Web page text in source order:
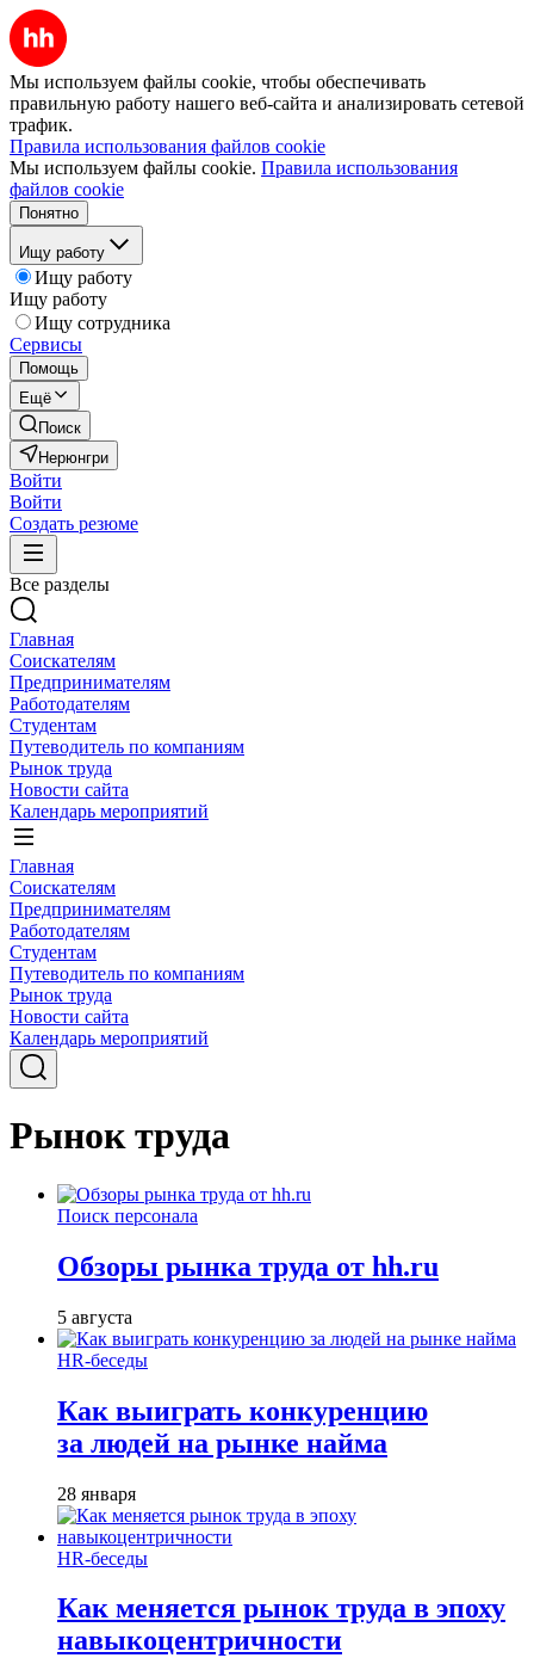
Мы используем файлы cookie, чтобы обеспечивать
правильную работу нашего веб-сайта и анализировать сетевой
трафик.
Правила использования файлов cookie
Мы используем файлы cookie. Правила использования
файлов cookie
Понятно
Ищу работу
Ищу работу
Ищу работу
Ищу сотрудника
Сервисы
Помощь
Ещё
Поиск
Нерюнгри
Войти
Войти
Создать резюме
Все разделы
Главная
Соискателям
Предпринимателям
Работодателям
Студентам
Путеводитель по компаниям
Рынок труда
Новости сайта
Календарь мероприятий
Главная
Соискателям
Предпринимателям
Работодателям
Студентам
Путеводитель по компаниям
Рынок труда
Новости сайта
Календарь мероприятий
Рынок труда
Поиск персонала
Обзоры рынка труда от hh.ru
5 августа
HR-беседы
Как выиграть конкуренцию
за людей на рынке найма
28 января
HR-беседы
Как меняется рынок труда в эпоху
навыкоцентричности